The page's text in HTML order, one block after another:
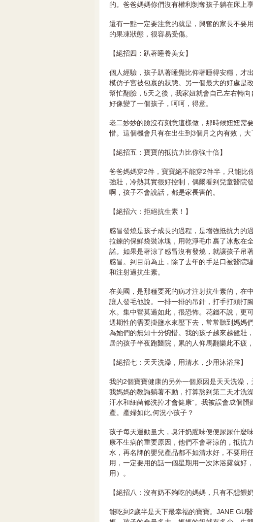
的。爸爸媽媽你們沒有權利剝奪孩子躺在床上
還有一點一定要注意的就是，興奮的家長不要
的果凍狀態，很容易受傷。
【絕招四：趴著睡養美女】
個人經驗，孩子趴著睡覺比仰著睡得安穩，才
模仿子宮被包裹的狀態。另一個最大的好處是
幫忙翻臉，5天之後，我家妞就會自己左右轉
好像變了一個孩子，呵呵，得意。
老二妙妙的臉沒有刻意這樣做，那時候妞妞需
惜。這個機會只有在出生到3個月之內有效，大
【絕招五：寶寶的抵抗力比你強十倍】
爸爸媽媽穿2件，寶寶絕不能穿2件半，只能比
強壯，冷熱其實很好控制，偶爾看到兒童醫院
啊，孩子不會說話，都是家長害的。
【絕招六：拒絕抗生素！】
感冒發燒是孩子成長的過程，是增強抵抗力的
拉鍊的保鮮袋裝冰塊，用乾淨毛巾裹了冰敷在
諾。如果是著涼了感冒沒有發燒，就讓孩子吊
感冒。到目前為止，除了去年的手足口被醫院
和注射過抗生素。
在美國，是那種要死的病才注射抗生素的，在
讓人發毛他說。一排一排的吊針，打手打頭打
水。集中營莫過如此，很恐怖。花錢不說，更
週期性的需要掛鹽水來壓下去，常常聽到媽媽
為她們的無知十分惋惜。我的孩子越來越健壯
居的孩子半夜跑醫院，累的人仰馬翻樂此不疲
【絕招七：天天洗澡，用清水，少用沐浴露】
我的2個寶寶健康的另外一個原因是天天洗澡
我媽媽的教誨躺著不動，打算熬到第二天才洗
汗水和細菌都洗掉才會健康”。我被誤會成個
產。產婦如此,何況小孩子？
孩子每天運動量大，臭汗奶腥味便便尿尿什麼
康不生病的重要原因，他們不會著涼的，抵抗
水，再名牌的嬰兒產品都不如清水好，不要用
用，一定要用的話一個星期用一次沐浴露就好
用）。
【絕招八：沒有奶不夠吃的媽媽，只有不想餵
能吃到2歲半是天下最幸福的寶寶。JANE GU